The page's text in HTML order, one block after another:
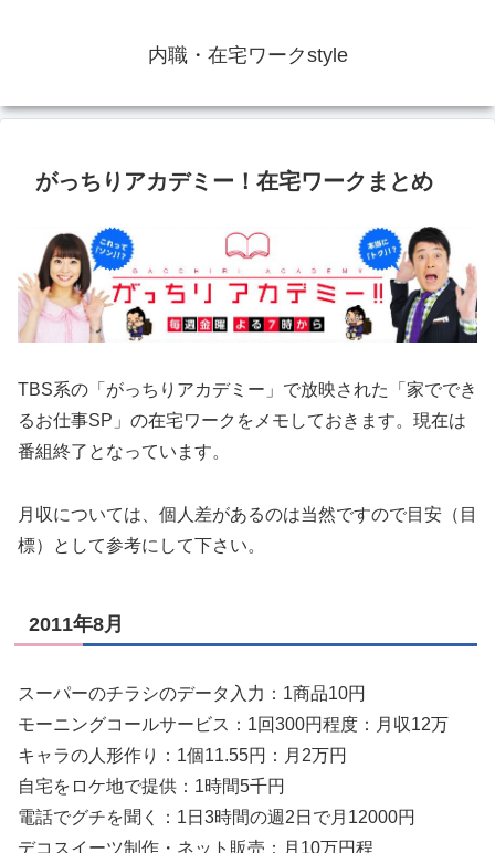
内職・在宅ワークstyle
がっちりアカデミー！在宅ワークまとめ
TBS系の「がっちりアカデミー」で放映された「家ででき
るお仕事SP」の在宅ワークをメモしておきます。現在は
番組終了となっています。
月収については、個人差があるのは当然ですので目安（目
標）として参考にして下さい。
2011年8月
スーパーのチラシのデータ入力：1商品10円
モーニングコールサービス：1回300円程度：月収12万
キャラの人形作り：1個11.55円：月2万円
自宅をロケ地で提供：1時間5千円
電話でグチを聞く：1日3時間の週2日で月12000円
デコスイーツ制作・ネット販売：月10万円程